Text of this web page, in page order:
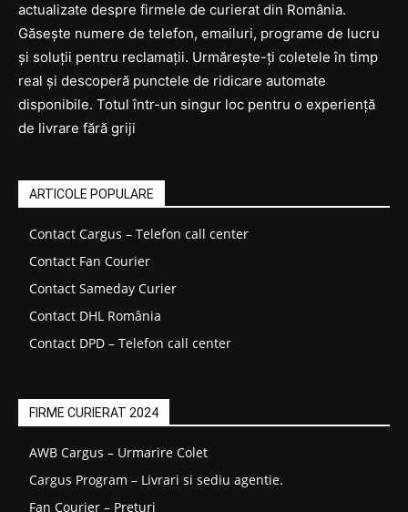
actualizate despre firmele de curierat din România.
Găsește numere de telefon, emailuri, programe de lucru
și soluții pentru reclamații. Urmărește-ți coletele în timp
real și descoperă punctele de ridicare automate
disponibile. Totul într-un singur loc pentru o experiență
de livrare fără griji
ARTICOLE POPULARE
Contact Cargus – Telefon call center
Contact Fan Courier
Contact Sameday Curier
Contact DHL România
Contact DPD – Telefon call center
FIRME CURIERAT 2024
AWB Cargus – Urmarire Colet
Cargus Program – Livrari si sediu agentie.
Fan Courier – Prețuri